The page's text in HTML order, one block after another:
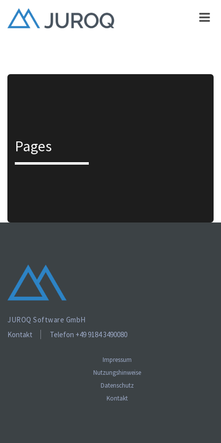
Pages
JUROQ Software GmbH
Kontakt
Telefon +49 9184 3490080
Impressum
Nutzungshinweise
Datenschutz
Kontakt